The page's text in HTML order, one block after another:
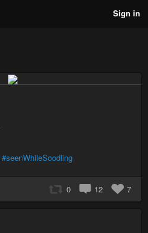
Sign in
#seenWhileSoodling
0 12 7